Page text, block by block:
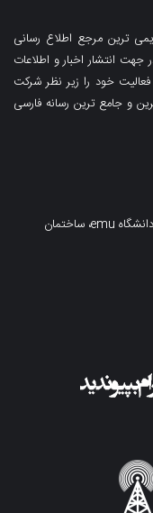
ترین مرجع اطلاع رسانی
زبان در قبرس فعالیت خود را از سال 2014 در جهت انتشار اخبار و اطلاعات
در حوزه های مختلف آغاز کرده و از آغاز سال 2019 فعالیت خود را زیر نظر شرکت
و جامع ترین رسانه فارسی
قبرس شمالی، فاماگوستا، خیابان سالامیس، جنب دانشگاه emu، ساختمان